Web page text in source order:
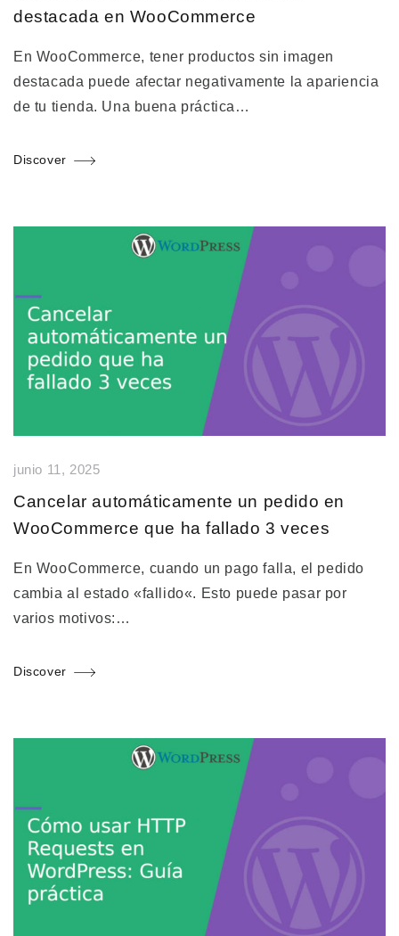
destacada en WooCommerce
En WooCommerce, tener productos sin imagen
destacada puede afectar negativamente la apariencia
de tu tienda. Una buena práctica…
Discover
junio 11, 2025
Cancelar automáticamente un pedido en
WooCommerce que ha fallado 3 veces
En WooCommerce, cuando un pago falla, el pedido
cambia al estado «fallido«. Esto puede pasar por
varios motivos:…
Discover